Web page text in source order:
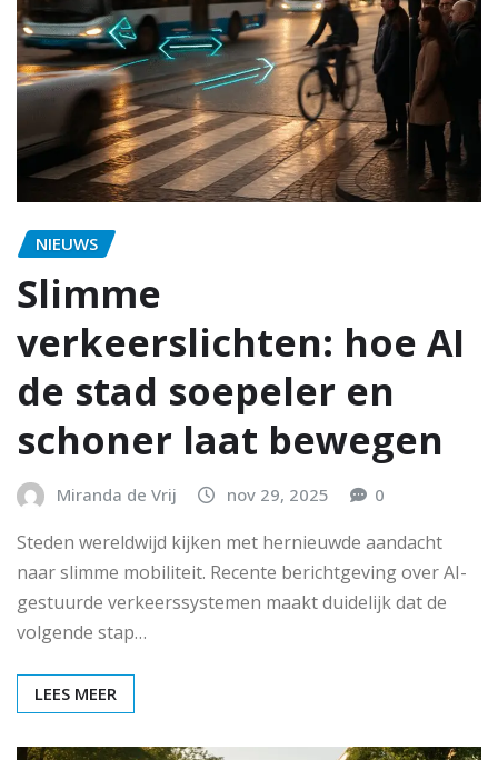
NIEUWS
Slimme
verkeerslichten: hoe AI
de stad soepeler en
schoner laat bewegen
Miranda de Vrij nov 29, 2025 0
Steden wereldwijd kijken met hernieuwde aandacht
naar slimme mobiliteit. Recente berichtgeving over AI-
gestuurde verkeerssystemen maakt duidelijk dat de
volgende stap…
LEES MEER